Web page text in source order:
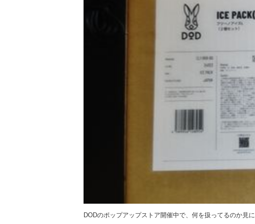
DODのポップアップストア開催中で、何を扱ってるのか見